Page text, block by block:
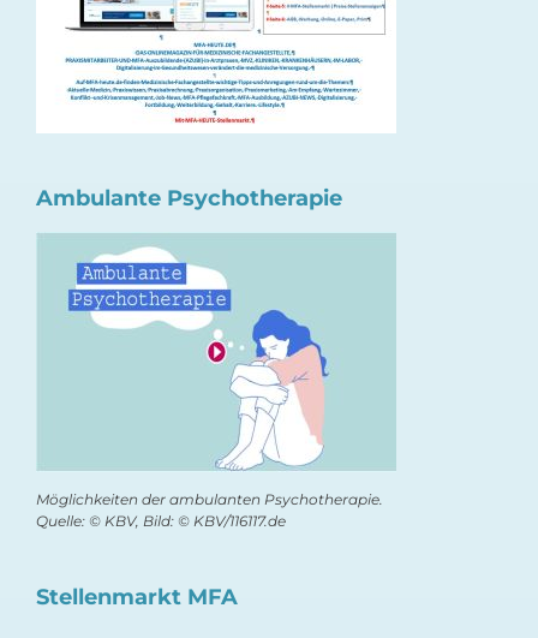
Ambulante Psychotherapie
Möglichkeiten der ambulanten Psychotherapie.
Quelle: © KBV, Bild: © KBV/116117.de
Stellenmarkt MFA